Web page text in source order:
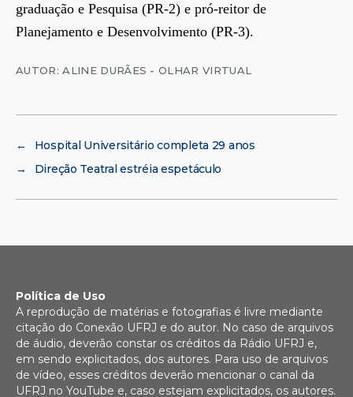
graduação e Pesquisa (PR-2) e pró-reitor de
Planejamento e Desenvolvimento (PR-3).
AUTOR: ALINE DURÃES - OLHAR VIRTUAL
←
Hospital Universitário completa 29 anos
→
Direção Teatral estréia espetáculo
Política de Uso
A reprodução de matérias e fotografias é livre mediante
citação do Conexão UFRJ e do autor. No caso de arquivos
de áudio, deverão constar os créditos da Rádio UFRJ e,
em sendo explicitados, dos autores. Para uso de arquivos
de vídeo, esses créditos deverão mencionar o canal da
UFRJ no YouTube e, caso estejam explicitados, os autores.